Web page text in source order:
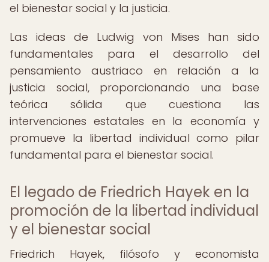
el bienestar social y la justicia.
Las ideas de Ludwig von Mises han sido
fundamentales para el desarrollo del
pensamiento austriaco en relación a la
justicia social, proporcionando una base
teórica sólida que cuestiona las
intervenciones estatales en la economía y
promueve la libertad individual como pilar
fundamental para el bienestar social.
El legado de Friedrich Hayek en la
promoción de la libertad individual
y el bienestar social
Friedrich Hayek, filósofo y economista